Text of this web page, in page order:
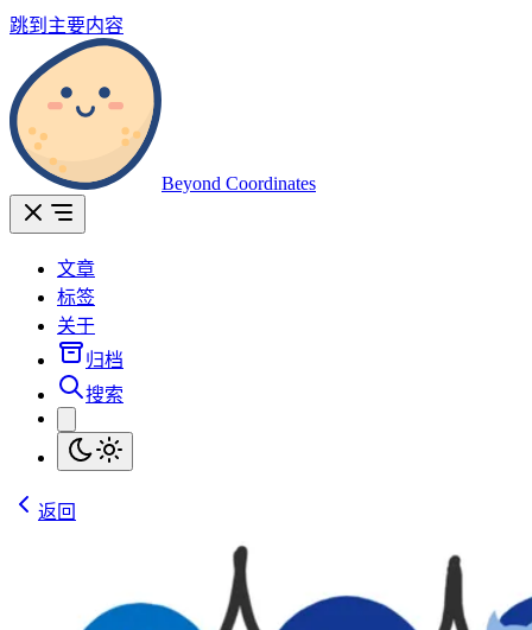
跳到主要内容
Beyond Coordinates
文章
标签
关于
归档
搜索
返回